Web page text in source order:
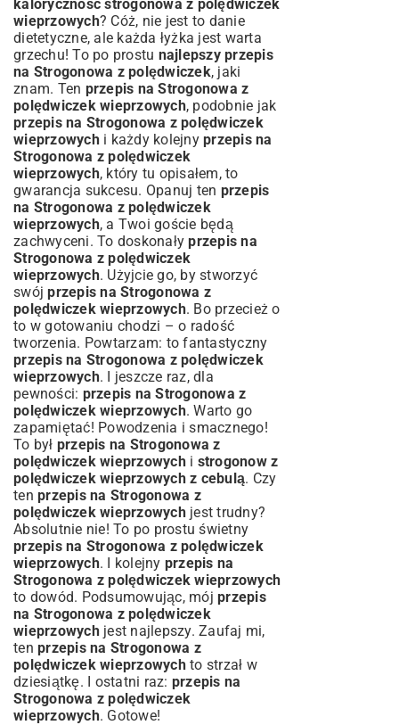
kaloryczność strogonowa z polędwiczek
wieprzowych? Cóż, nie jest to danie
dietetyczne, ale każda łyżka jest warta
grzechu! To po prostu najlepszy przepis
na Strogonowa z polędwiczek, jaki
znam. Ten przepis na Strogonowa z
polędwiczek wieprzowych, podobnie jak
przepis na Strogonowa z polędwiczek
wieprzowychi każdy kolejny przepis na
Strogonowa z polędwiczek
wieprzowych, który tu opisałem, to
gwarancja sukcesu. Opanuj ten przepis
na Strogonowa z polędwiczek
wieprzowych, a Twoi goście będą
zachwyceni. To doskonałyprzepis na
Strogonowa z polędwiczek
wieprzowych. Użyjcie go, by stworzyć
swójprzepis na Strogonowa z
polędwiczek wieprzowych. Bo przecież o
to w gotowaniu chodzi – o radość
tworzenia. Powtarzam: to fantastyczny
przepis na Strogonowa z polędwiczek
wieprzowych. I jeszcze raz, dla
pewności: przepis na Strogonowa z
polędwiczek wieprzowych. Warto go
zapamiętać! Powodzenia i smacznego!
To był przepis na Strogonowa z
polędwiczek wieprzowychi strogonow z
polędwiczek wieprzowych z cebulą. Czy
ten przepis na Strogonowa z
polędwiczek wieprzowychjest trudny?
Absolutnie nie! To po prostu świetny
przepis na Strogonowa z polędwiczek
wieprzowych. I kolejny przepis na
Strogonowa z polędwiczek wieprzowych
to dowód. Podsumowując, mój przepis
na Strogonowa z polędwiczek
wieprzowychjest najlepszy. Zaufaj mi,
ten przepis na Strogonowa z
polędwiczek wieprzowychto strzał w
dziesiątkę. I ostatni raz: przepis na
Strogonowa z polędwiczek
wieprzowych. Gotowe!